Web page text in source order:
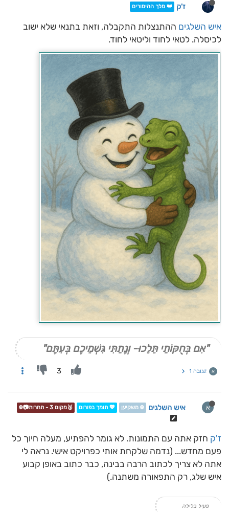
ז'ק 👑 מלך ההימורים
איש השלגים ההתנצלות התקבלה, וזאת בתנאי שלא ישוב
לכיסלה. לטאי לחוד וליטאי לחוד.
"אִם בְּחֻקּוֹתַי תֵּלֵכוּ- וְנָתַתִּי גִּשְׁמֵיכֶם בְּעִתָּם"
א תגובה 1 3
א איש השלגים ❄️ משקיען 💖 תומך בפורום 🥉מקום 3 - תחרות📷❄️
ז'ק חזק אתה עם התמונות. לא גומר להפתיע, מעלה חיוך כל
פעם מחדש... (נדמה שלקחת אותי כפרויקט אישי. נראה לי
אתה לא צריך לכתוב הרבה בבינה, כבר כתוב באופן קבוע
איש שלג, רק התפאורה משתנה.)
פעיל בלילה